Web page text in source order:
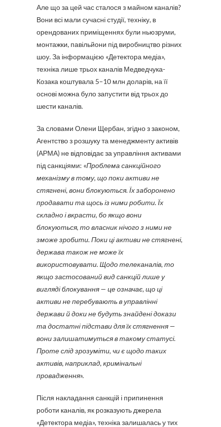
Але що за цей час сталося з майном каналів?
Вони всі мали сучасні студії, техніку, в
орендованих приміщеннях були ньюзруми,
монтажки, павільйони під виробництво різних
шоу. За інформацією «Детектора медіа»,
техніка лише трьох каналів Медведчука-
Козака коштувала 5–10 млн доларів, на її
основі можна було запустити від трьох до
шести каналів.
За словами Олени Щербан, згідно з законом,
Агентство з розшуку та менеджменту активів
(АРМА) не відповідає за управління активами
під санкціями: «Проблема санкційного
механізму в тому, що поки активи не
стягнені, вони блокуються. Їх заборонено
продавати та щось із ними робити. Їх
складно і вкрасти, бо якщо вони
блокуються, то власник нічого з ними не
зможе зробити. Поки ці активи не стягнені,
держава також не може їх
використовувати. Щодо телеканалів, то
якщо застосований вид санкцій лише у
вигляді блокування — це означає, що ці
активи не перебувають в управлінні
держави й доки не будуть знайдені докази
та достатні підстави для їх стягнення —
вони залишатимуться в такому статусі.
Проте слід зрозуміти, чи є щодо таких
активів, наприклад, кримінальні
провадження».
Після накладання санкцій і припинення
роботи каналів, як розказують джерела
«Детектора медіа», техніка залишалась у тих